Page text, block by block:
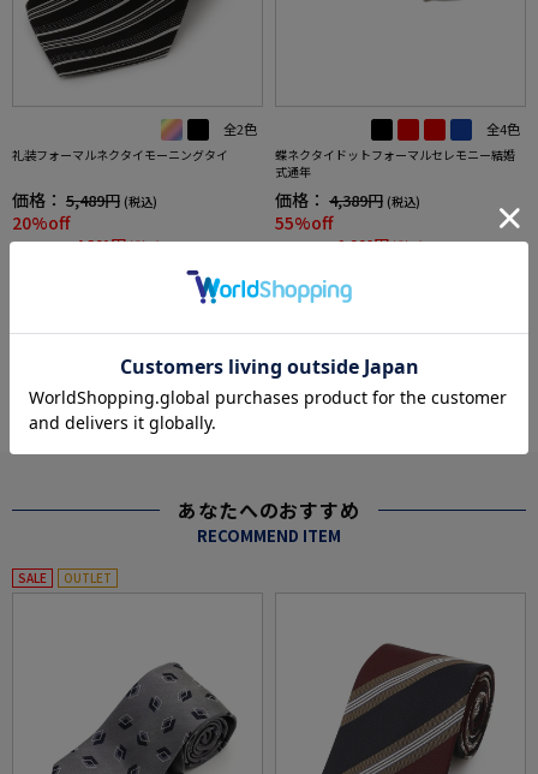
全2色
礼装フォーマルネクタイモーニングタイ
価格： 5,489円 (税込)
20%off
WEB価格： 4,391円 (税込)
★2点で1,000円OFF／3点で3,00
全4色
蝶ネクタイドットフォーマルセレモニー結婚
式通年
価格： 4,389円 (税込)
55%off
WEB価格： 1,990円 (税込)
more
あなたへのおすすめ
RECOMMEND ITEM
SALE OUTLET